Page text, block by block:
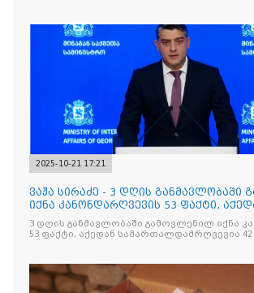
2025-10-21 17:21
ვაჟა სირაძე - 3 დღის განმავლობაში
იქნა კანონდარღვევის 53 ფაქტი,
სამართალდამრღვევია
3 დღის განმავლობაში გამოვლენილ იქნა
53 ფაქტი, აქედან სამართალდამრღვევია 42